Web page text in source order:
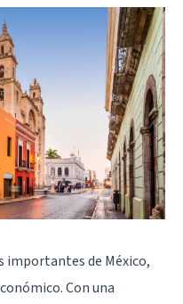
importantes de México,
Con una